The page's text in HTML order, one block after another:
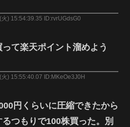
) 15:54:39.35 ID:rvrUGdsG0
て楽天ポイント溜めよう
) 15:55:40.07 ID:MKeOe3J0H
円くらいに圧縮できたから
つもりで100株買った。別